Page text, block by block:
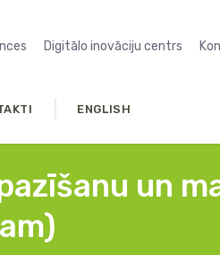
Digitālo inovāciju centrs
ENGLISH
un